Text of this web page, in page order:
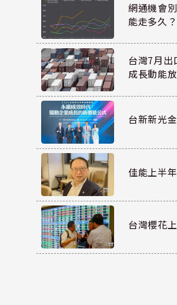
網通機會
能走多久？
台灣7月
成長動能
台新新光
佳能上半
台灣櫻花